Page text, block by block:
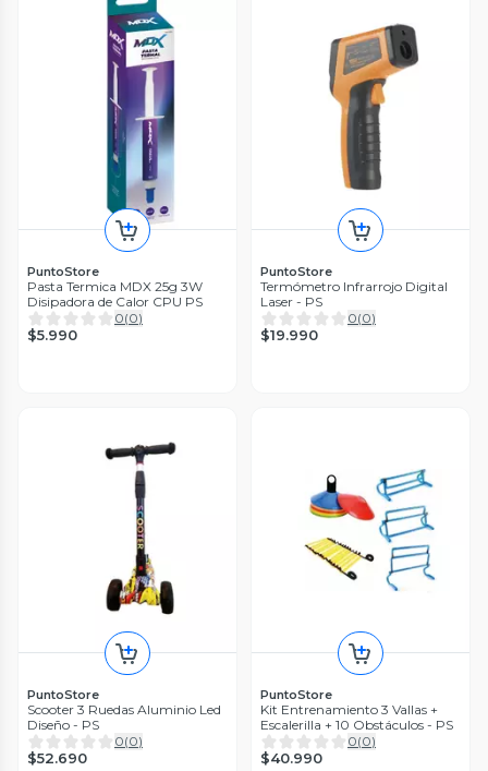
PuntoStore
Pasta Termica MDX 25g 3W
Disipadora de Calor CPU PS
0(0)
$5.990
PuntoStore
Termómetro Infrarrojo Digital
Laser - PS
0(0)
$19.990
PuntoStore
Scooter 3 Ruedas Aluminio Led
Diseño - PS
0(0)
$52.690
PuntoStore
Kit Entrenamiento 3 Vallas +
Escalerilla + 10 Obstáculos - PS
0(0)
$40.990